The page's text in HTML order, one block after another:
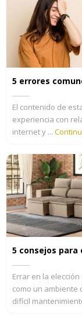
5 errores
El contenido de
experiencia con
internet y ...
5 consejos
Errar en la
como un ambiente
difícil